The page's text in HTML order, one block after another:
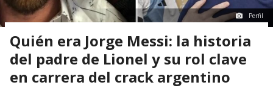
Perfil
Quién era Jorge Messi: la historia
del padre de Lionel y su rol clave
en carrera del crack argentino